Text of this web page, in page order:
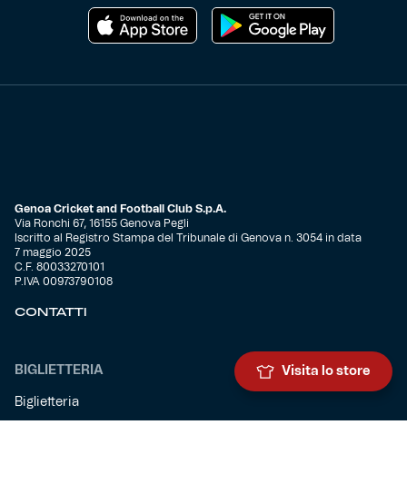
Genoa Cricket and Football Club S.p.A.
Via Ronchi 67, 16155 Genova Pegli
Iscritto al Registro Stampa del Tribunale di Genova n. 3054 in data
7 maggio 2025
C.F. 80033270101
P.IVA 00973790108
CONTATTI
BIGLIETTERIA
Biglietteria
Visita lo store